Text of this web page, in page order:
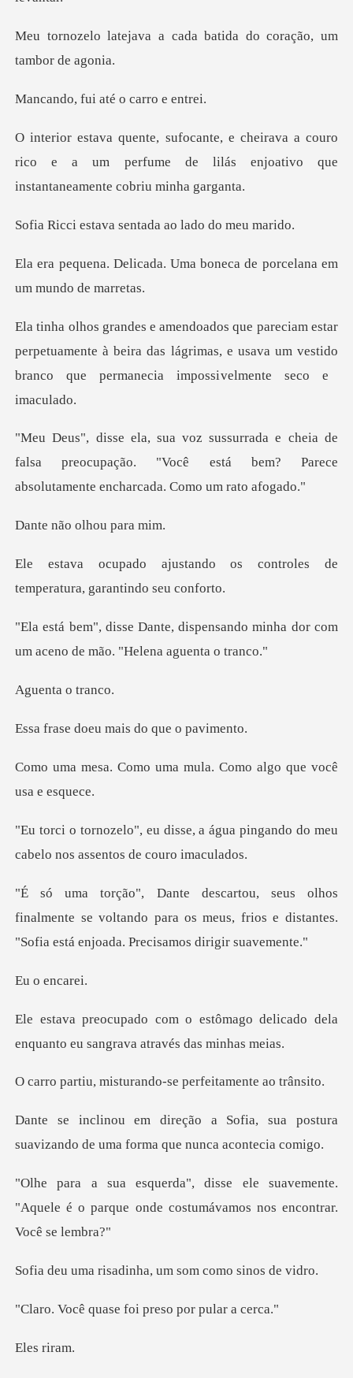
a cada batida do coraçã
ui até o ca
a a couro
rico e a um perfume de lilás enjoati
va sentada ao la
. Uma boneca de porcelana
perpetuamente à beira das lágrimas, e usava um vestido
ia de
falsa preocupação. "Você está bem? Parece
o olhou
o os controles de
temperatu
pensando minha dor com
um aceno
ta o
eu mais do qu
ma mula. Como algo qu
, a água pingando do meu
cabelo
lmente se voltando para os meus, frios e distantes.
enc
mago delicado dela
enquanto eu s
sturando-se perfei
fia, sua postura
suavizando de um
uavemente.
"Aquele é o parque onde cost
adinha, um som co
se foi preso por
s r